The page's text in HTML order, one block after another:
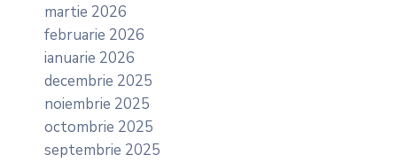
martie 2026
februarie 2026
ianuarie 2026
decembrie 2025
noiembrie 2025
octombrie 2025
septembrie 2025